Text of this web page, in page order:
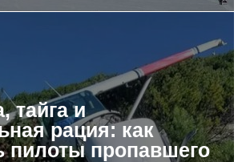
тайга и
рация: как
пилоты пропавшего